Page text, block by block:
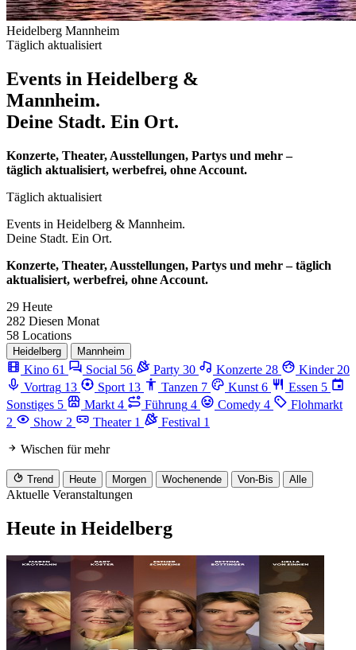
Heidelberg Mannheim
Täglich aktualisiert
Events in Heidelberg &
Mannheim.
Deine Stadt. Ein Ort.
Konzerte, Theater, Ausstellungen, Partys und mehr –
täglich aktualisiert, werbefrei, ohne Account.
Täglich aktualisiert
Events in Heidelberg & Mannheim.
Deine Stadt. Ein Ort.
Konzerte, Theater, Ausstellungen, Partys und mehr – täglich
aktualisiert, werbefrei, ohne Account.
29 Heute
282 Diesen Monat
58 Locations
Heidelberg Mannheim
Kino 61 Social 56 Party 30 Konzerte 28 Kinder 20
Vortrag 13 Sport 13 Tanzen 7 Kunst 6 Essen 5
Sonstiges 5 Markt 4 Führung 4 Comedy 4
Flohmarkt
2
Show 2 Theater 1 Festival 1
Wischen für mehr
Trend Heute Morgen Wochenende Von-Bis Alle
Aktuelle Veranstaltungen
Heute in Heidelberg